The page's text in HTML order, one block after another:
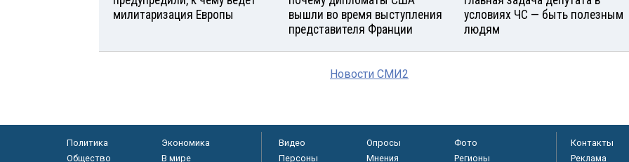
милитаризация Европы
вышли во время выступления
представителя Франции
условиях ЧС — быть полезным
людям
Новости СМИ2
Политика
Экономика
Общество
В мире
Видео Опросы
Фото
Персоны
Мнения Регионы
Контакты
Реклама